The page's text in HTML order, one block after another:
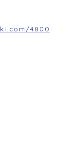
4800